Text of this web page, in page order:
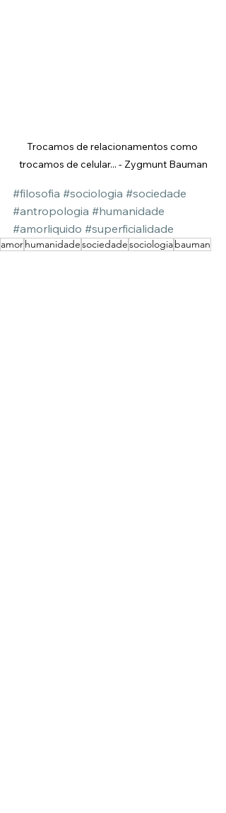
Trocamos de relacionamentos como
trocamos de celular... - Zygmunt Bauman
#filosofia #sociologia #sociedade
#antropologia #humanidade
#amorliquido #superficialidade
amorhumanidadesociedadesociologiabauman